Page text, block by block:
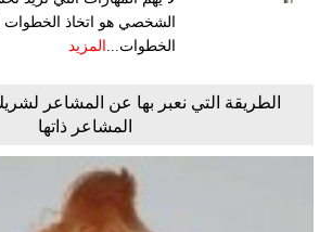
الشخصي هو اتخاذ الخطوات
الخطوات... المزيد
الطريقة التي نعبر بها عن المشاعر
المشاعر ذاتها